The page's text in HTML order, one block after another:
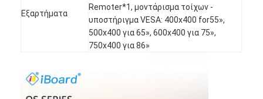
Ευφυής πίνακας
Διαλογικός πίνακας προβολέων
Διαλογική στάση Whiteboard
Εξαρτήματα
Remoter*1, μοντάρισμα τοίχων -
υποστήριγμα VESA: 400x400 for55»,
500x400 για 65», 600x400 για 75»,
750x400 για 86»